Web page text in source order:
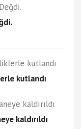
kutlandı
kaldırıldı